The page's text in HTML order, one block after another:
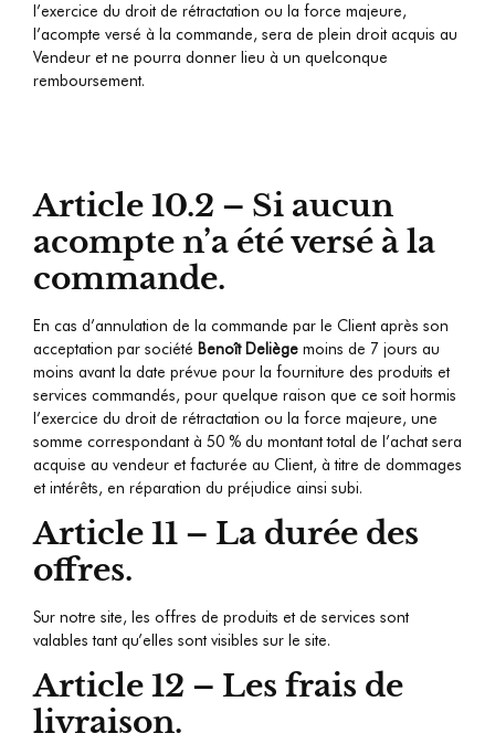
l’exercice du droit de rétractation ou la force majeure,
l’acompte versé à la commande, sera de plein droit acquis au
Vendeur et ne pourra donner lieu à un quelconque
remboursement.
Article 10.2 – Si aucun
acompte n’a été versé à la
commande.
En cas d’annulation de la commande par le Client après son
acceptation par société Benoît Deliège moins de 7 jours au
moins avant la date prévue pour la fourniture des produits et
services commandés, pour quelque raison que ce soit hormis
l’exercice du droit de rétractation ou la force majeure, une
somme correspondant à 50 % du montant total de l’achat sera
acquise au vendeur et facturée au Client, à titre de dommages
et intérêts, en réparation du préjudice ainsi subi.
Article 11 – La durée des
offres.
Sur notre site, les offres de produits et de services sont
valables tant qu’elles sont visibles sur le site.
Article 12 – Les frais de
livraison.